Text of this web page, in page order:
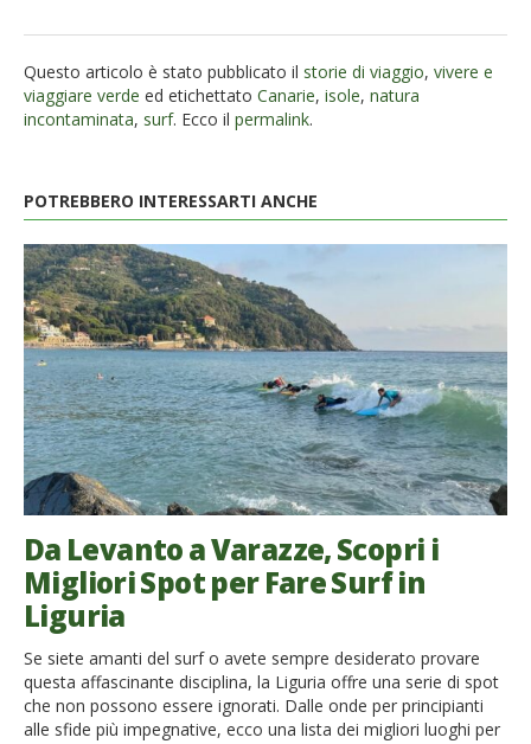
Questo articolo è stato pubblicato il storie di viaggio, vivere e
viaggiare verde ed etichettato Canarie, isole, natura
incontaminata, surf. Ecco il permalink.
POTREBBERO INTERESSARTI ANCHE
Da Levanto a Varazze, Scopri i
Migliori Spot per Fare Surf in
Liguria
Se siete amanti del surf o avete sempre desiderato provare
questa affascinante disciplina, la Liguria offre una serie di spot
che non possono essere ignorati. Dalle onde per principianti
alle sfide più impegnative, ecco una lista dei migliori luoghi per